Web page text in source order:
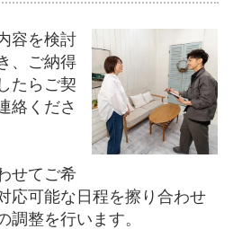
容を検討
、ご納得
たらご契
絡くださ
せてご希
応可能な日程を擦り合わせ
調整を行います。